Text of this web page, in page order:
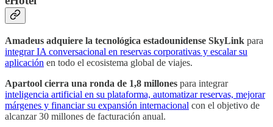
Amadeus adquiere la tecnológica estadounidense SkyLink para
integrar IA conversacional en reservas corporativas y escalar su
aplicación en todo el ecosistema global de viajes.
Apartool cierra una ronda de 1,8 millones para integrar
inteligencia artificial en su plataforma, automatizar reservas, mejorar
márgenes y financiar su expansión internacional con el objetivo de
alcanzar 30 millones de facturación anual.